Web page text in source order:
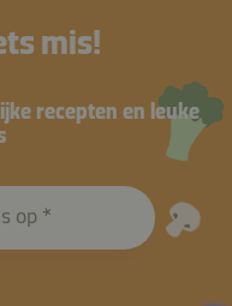
mis!
recepten en leuke
op